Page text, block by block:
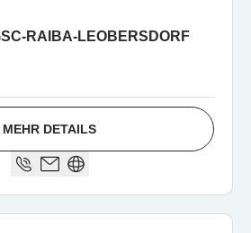
RAIBA-LEOBERSDORF
MEHR DETAILS